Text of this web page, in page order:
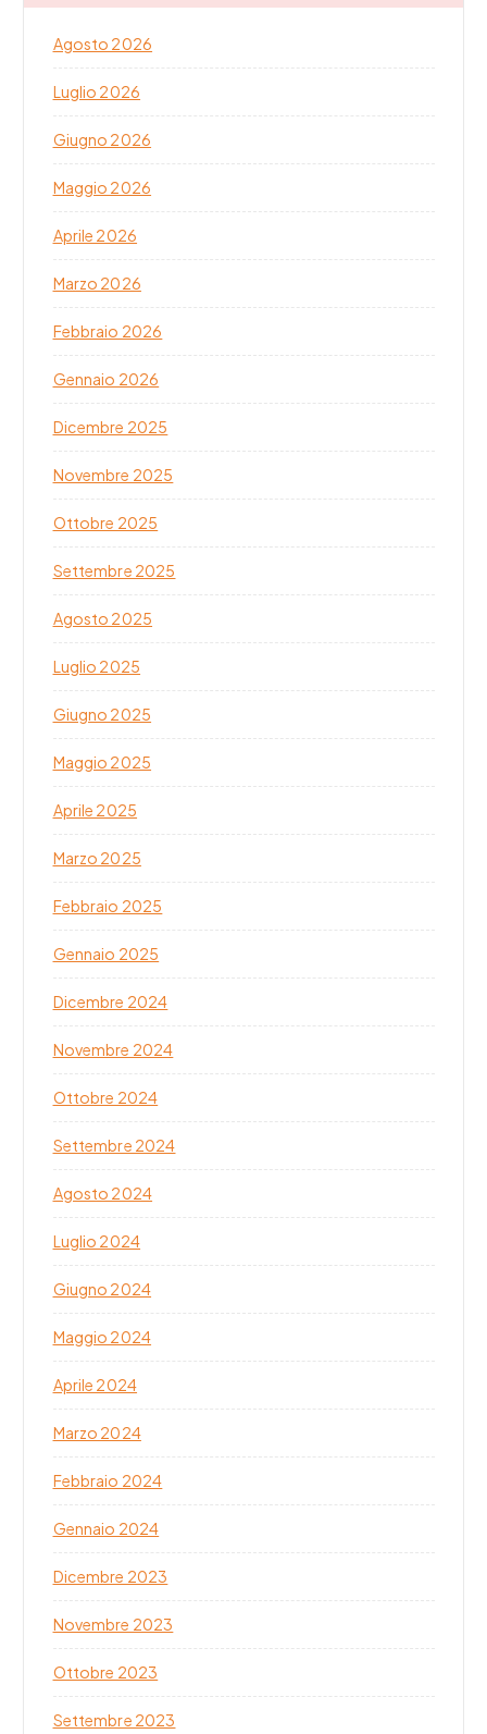
Agosto 2026
Luglio 2026
Giugno 2026
Maggio 2026
Aprile 2026
Marzo 2026
Febbraio 2026
Gennaio 2026
Dicembre 2025
Novembre 2025
Ottobre 2025
Settembre 2025
Agosto 2025
Luglio 2025
Giugno 2025
Maggio 2025
Aprile 2025
Marzo 2025
Febbraio 2025
Gennaio 2025
Dicembre 2024
Novembre 2024
Ottobre 2024
Settembre 2024
Agosto 2024
Luglio 2024
Giugno 2024
Maggio 2024
Aprile 2024
Marzo 2024
Febbraio 2024
Gennaio 2024
Dicembre 2023
Novembre 2023
Ottobre 2023
Settembre 2023